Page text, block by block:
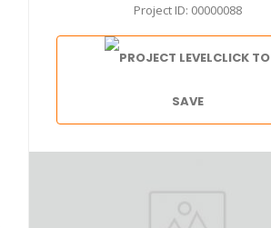
Project ID: 00000088
CLICK TO
SAVE